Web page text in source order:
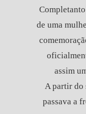
de uma
assim
A partir do
passava a